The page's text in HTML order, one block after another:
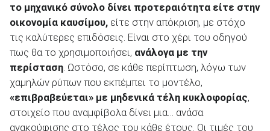
το μηχανικό σύνολο δίνει προτεραιότητα είτε στην
οικονομία καυσίμου, είτε στην απόκριση, με στόχο
τις καλύτερες επιδόσεις. Είναι στο χέρι του οδηγού
πως θα το χρησιμοποιήσει, ανάλογα με την
περίσταση . Ωστόσο, σε κάθε περίπτωση, λόγω των
χαμηλών ρύπων που εκπέμπει το μοντέλο,
«επιβραβεύεται» με μηδενικά τέλη κυκλοφορίας,
στοιχείο που αναμφίβολα δίνει μια… ανάσα
ανακούφισης στο τέλος του κάθε έτους. Οι τιμές του